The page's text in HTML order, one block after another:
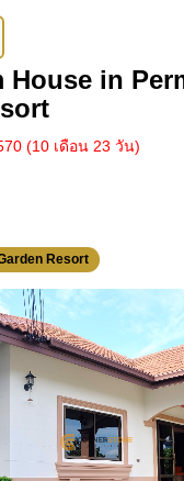
House in
(10 เดือน 23 วัน)
Resort